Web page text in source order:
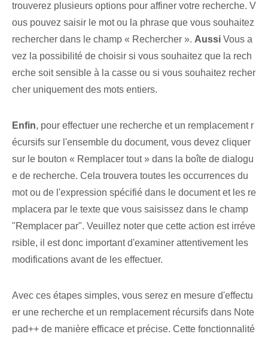
trouverez plusieurs options pour affiner votre recherche. V
ous pouvez saisir le mot ou la phrase que vous souhaitez
rechercher dans le champ « Rechercher ». Aussi Vous a
vez la possibilité de choisir si vous souhaitez que la rech
erche soit sensible à la casse ou si vous souhaitez recher
cher uniquement des mots entiers.
Enfin, pour effectuer une recherche et un remplacement r
écursifs sur l'ensemble du document, vous devez cliquer
sur le bouton « Remplacer tout » dans la boîte de dialogu
e de recherche. Cela trouvera toutes les occurrences du
mot ou de l'expression spécifié dans le document et les re
mplacera par le texte que vous saisissez dans le champ
"Remplacer par". Veuillez noter que cette action est irréve
rsible, il est donc important d'examiner attentivement les
modifications avant de les effectuer.
Avec ces étapes simples, vous serez en mesure d'effectu
er une recherche et un remplacement récursifs dans Note
pad++ de manière efficace et précise. Cette fonctionnalité